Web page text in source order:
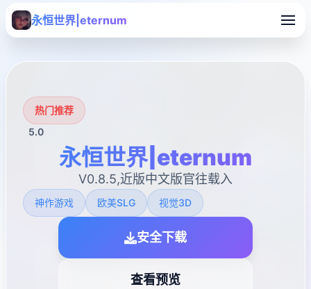
永恒世界|eternum
热门推荐
5.0
永恒世界|eternum
V0.8.5,近版中文版官往载入
神作游戏 欧美SLG 视觉3D
安全下载
查看预览